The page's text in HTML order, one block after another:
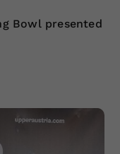
Bowl presented